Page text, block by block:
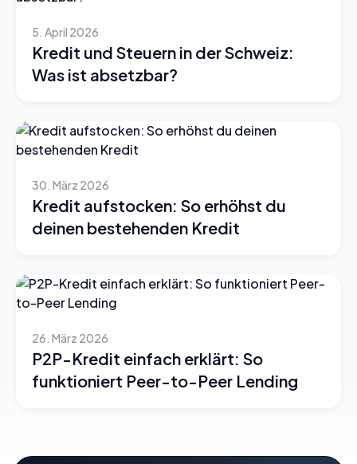
5. April 2026
Kredit und Steuern in der Schweiz:
Was ist absetzbar?
30. März 2026
Kredit aufstocken: So erhöhst du
deinen bestehenden Kredit
26. März 2026
P2P-Kredit einfach erklärt: So
funktioniert Peer-to-Peer Lending